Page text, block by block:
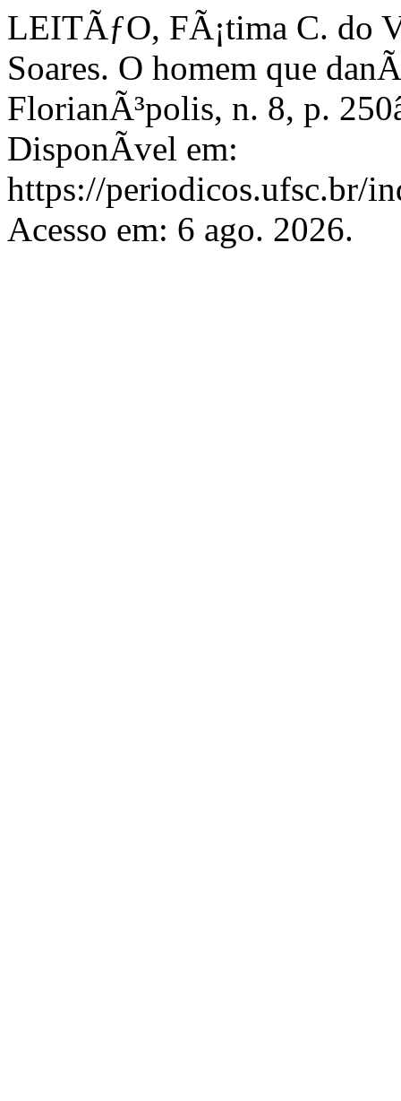
LEITÃƒO, FÃ¡tima C. do
Soares. O homem que
FlorianÃ³polis, n. 8, p.
DisponÃ­vel em:
https://periodicos.ufsc.br/
Acesso em: 6 ago. 2026.